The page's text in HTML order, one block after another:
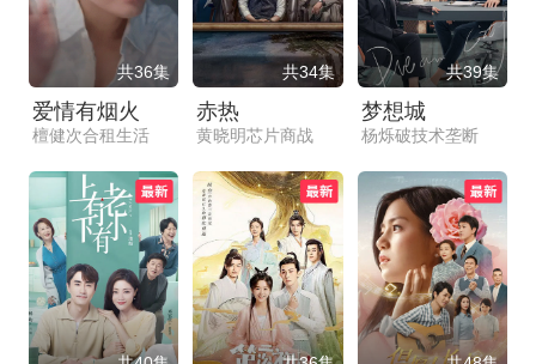
共36集
爱情有烟火
檀健次合租生活
共34集
赤热
黄晓明芯片商战
共39集
梦想城
杨烁破技术垄断